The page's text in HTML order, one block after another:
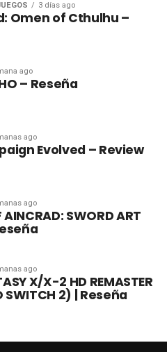
3 días ago
Omen of Cthulhu –
ago
– Reseña
ago
Evolved – Review
ago
AINCRAD: SWORD ART
ago
X/X-2 HD REMASTER
SWITCH 2) | Reseña